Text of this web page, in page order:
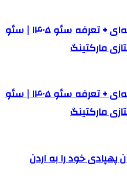
🔍 خدمات سئو حرفه‌ای + تعرفه سئو ۱۴۰۵ | سئو
مارکتینگ
🔍 خدمات سئو حرفه‌ای + تعرفه سئو ۱۴۰۵ | سئو
مارکتینگ
پهپادی خود را به اردن